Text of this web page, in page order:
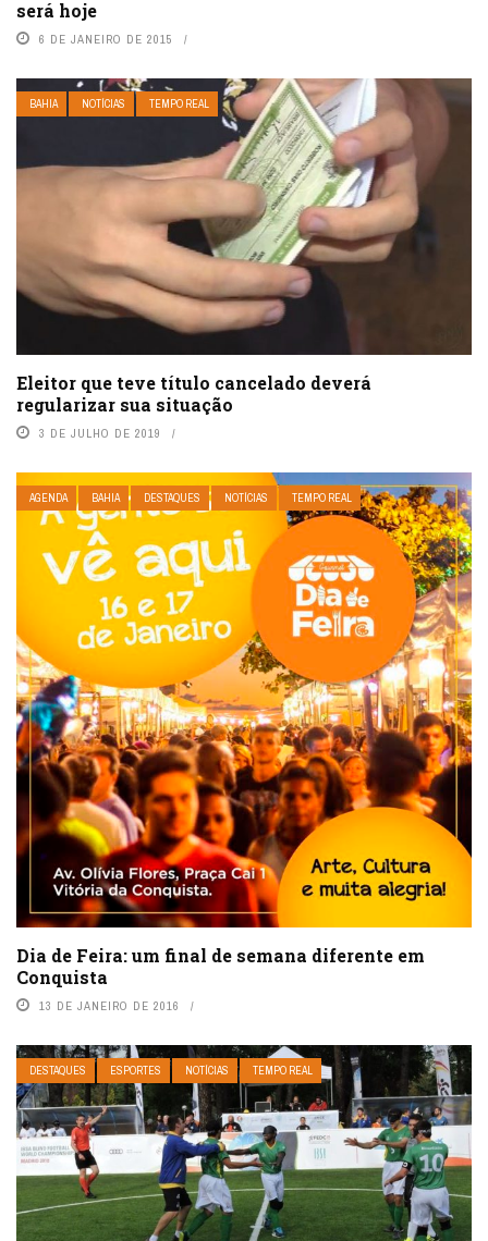
será hoje
6 DE JANEIRO DE 2015
BAHIA NOTÍCIAS TEMPO REAL
Eleitor que teve título cancelado deverá
regularizar sua situação
3 DE JULHO DE 2019
AGENDA BAHIA DESTAQUES NOTÍCIAS TEMPO REAL
Dia de Feira: um final de semana diferente em
Conquista
13 DE JANEIRO DE 2016
DESTAQUES ESPORTES NOTÍCIAS TEMPO REAL